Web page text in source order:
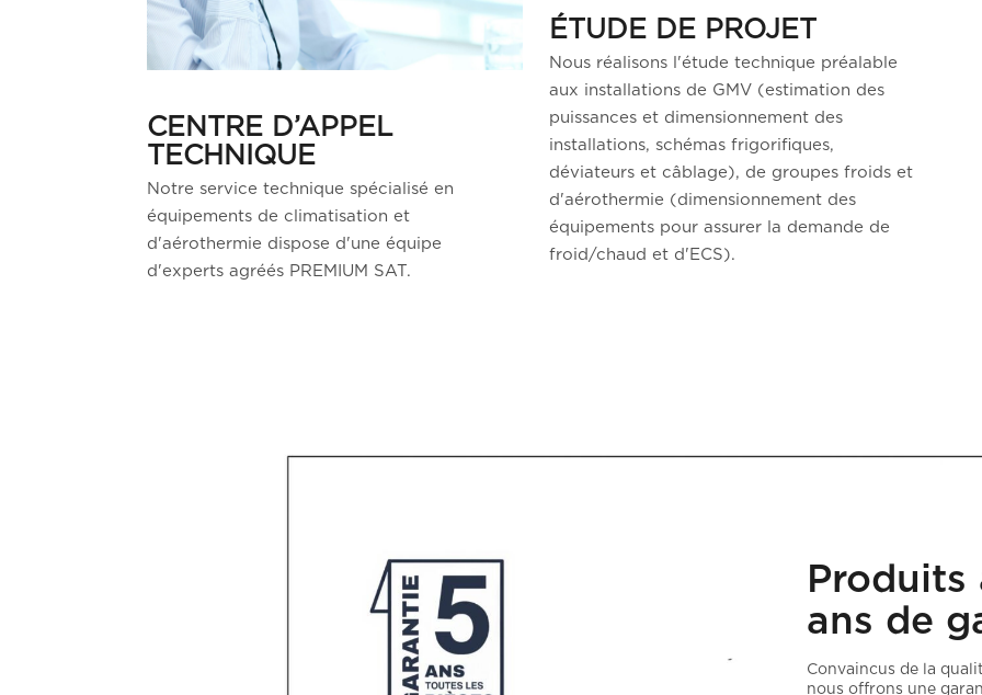
CENTRE D’APPEL
TECHNIQUE
Notre service technique spécialisé en
équipements de climatisation et
d'aérothermie dispose d'une équipe
d'experts agréés PREMIUM SAT.
ÉTUDE DE PROJET
Nous réalisons l'étude technique préalable
aux installations de GMV (estimation des
puissances et dimensionnement des
installations, schémas frigorifiques,
déviateurs et câblage), de groupes froids et
d'aérothermie (dimensionnement des
équipements pour assurer la demande de
froid/chaud et d'ECS).
Produits
ans de
Convaincus de la
nous offrons une